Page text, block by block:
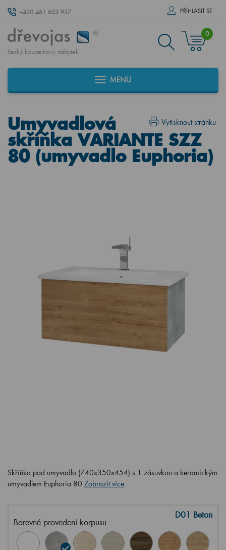
+420 461 653 937 PŘÍHLÁSIT SE
český koupelnový nábytek
0
MENU
Vytisknout stránku
Umyvadlová
skříňka VARIANTE SZZ
80 (umyvadlo Euphoria)
Skříňka pod umyvadlo (740x350x454) s 1 zásuvkou a keramickým
umyvadlem Euphoria 80 Zobrazit více
Barevné provedení korpusu
D01 Beton